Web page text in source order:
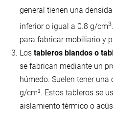
general tienen una
inferior o igual a 0.8 g/cm3
para fabricar mobiliario y
Los tableros blandos o
se fabrican mediante un
húmedo. Suelen tener
g/cm³. Estos tableros se
aislamiento térmico o